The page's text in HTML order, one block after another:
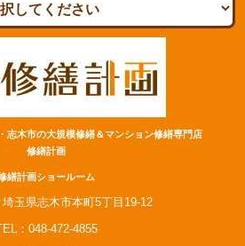
志木市の大規模修繕＆マンション修繕専門店
修繕計画
繕計画ショールーム
玉県志木市本町5丁目19-12
：048-472-4855